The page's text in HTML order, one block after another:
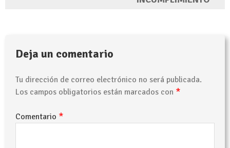
Deja un comentario
Tu dirección de correo electrónico no será publicada.
Los campos obligatorios están marcados con *
Comentario *